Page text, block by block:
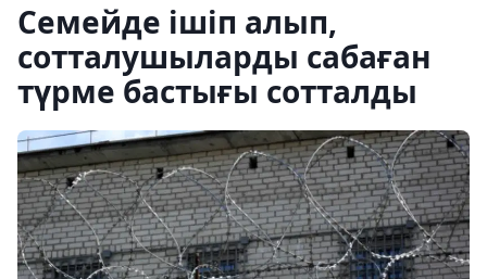
Семейде ішіп алып,
сотталушыларды сабаған
түрме бастығы сотталды